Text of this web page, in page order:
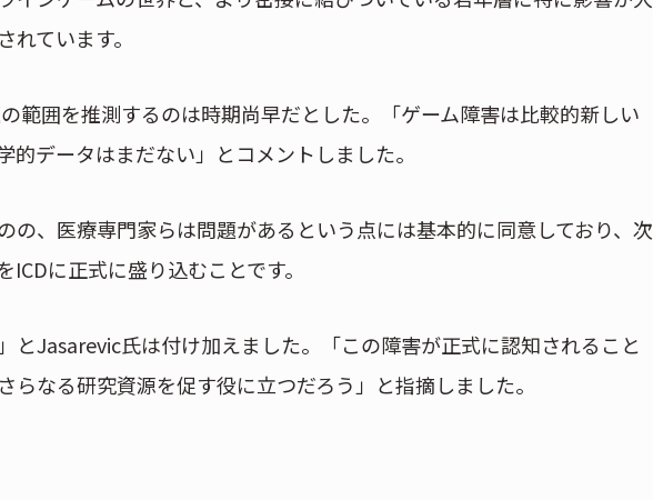
ています。
範囲を推測するのは時期尚早だとした。「ゲーム障害は比較的新しい
データはまだない」とコメントしました。
の、医療専門家らは問題があるという点には基本的に同意しており、次
に正式に盛り込むことです。
とJasarevic氏は付け加えました。「この障害が正式に認知されること
らなる研究資源を促す役に立つだろう」と指摘しました。